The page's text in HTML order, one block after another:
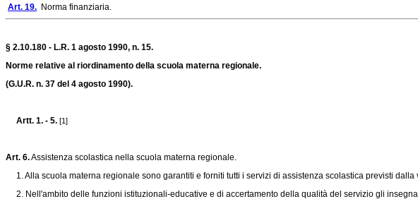
Art. 19. Norma finanziaria.
§ 2.10.180 - L.R. 1 agosto 1990, n. 15.
Norme relative al riordinamento della scuola materna regionale.
(G.U.R. n. 37 del 4 agosto 1990).
Artt. 1. - 5. [1]
Art. 6.Assistenza scolastica nella scuola materna regionale.
1. Alla scuola materna regionale sono garantiti e forniti tutti i servizi di assistenza scolastica previsti
2. Nell'ambito delle funzioni istituzionali-educative e di accertamento della qualità del servizio gli